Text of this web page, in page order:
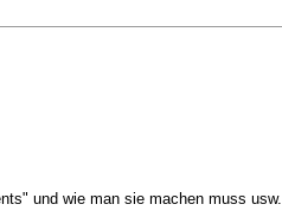
und wie man sie machen muss usw.